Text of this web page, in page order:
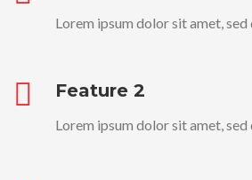
Lorem ipsum dolor sit amet,
Feature 2
Lorem ipsum dolor sit amet,